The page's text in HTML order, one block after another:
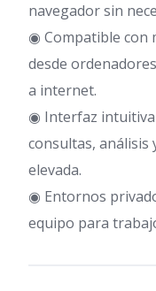
navegador sin
◉ Compatible con
desde
a internet.
◉ Interfaz intuitiva
consultas, análisis
elevada.
◉ Entornos
equipo para